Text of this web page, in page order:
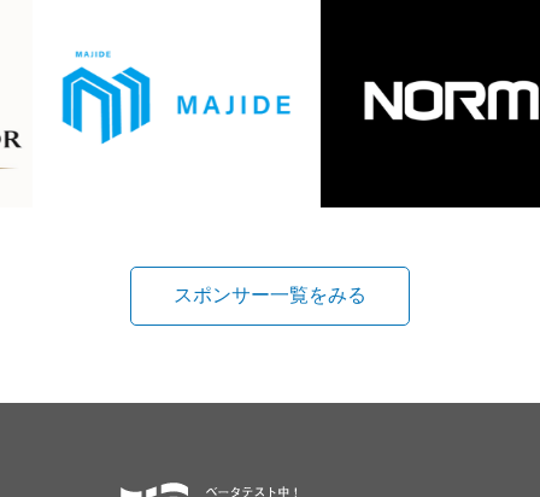
スポンサー一覧をみる